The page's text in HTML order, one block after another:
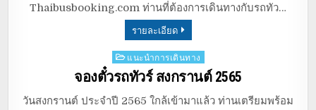
Thaibusbooking.com ท่านที่ต้องการเดินทางกับรถทัว…
รายละเอียด
Posted
in
แนะนำการเดินทาง
จองตั๋วรถทัวร์ สงกรานต์ 2565
วันสงกรานต์ ประจำปี 2565 ใกล้เข้ามาแล้ว ท่านเตรียมพร้อม